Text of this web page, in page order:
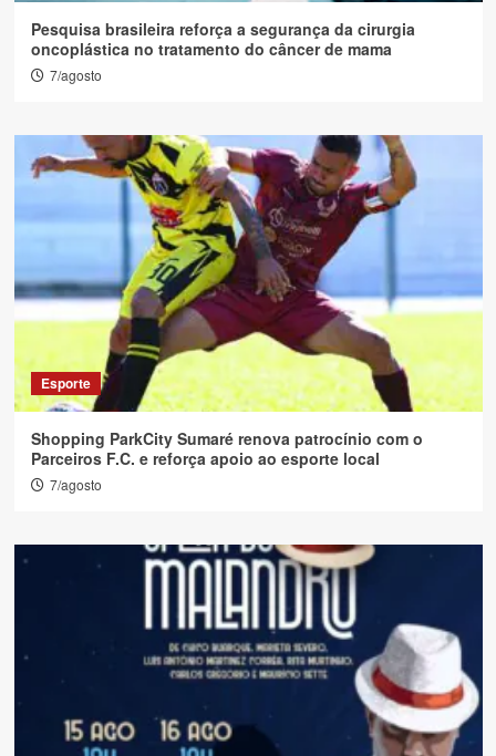
Pesquisa brasileira reforça a segurança da cirurgia
oncoplástica no tratamento do câncer de mama
7/agosto
Esporte
Shopping ParkCity Sumaré renova patrocínio com o
Parceiros F.C. e reforça apoio ao esporte local
7/agosto